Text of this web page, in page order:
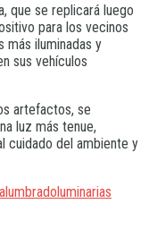
que se replicará luego
para los vecinos
más iluminadas y
sus vehículos
artefactos, se
luz más tenue,
cuidado del ambiente y
luminarias